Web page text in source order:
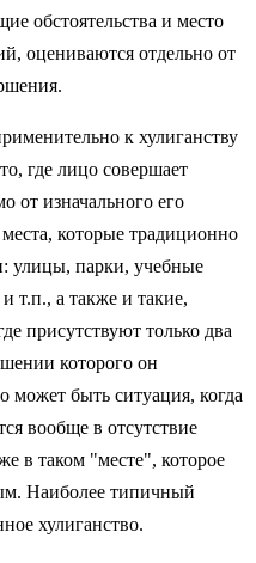
обстоятельства и место
оцениваются отдельно от
к хулиганству
где лицо совершает
от изначального его
которые традиционно
улицы, парки, учебные
т.п., а также и такие,
присутствуют только два
которого он
может быть ситуация, когда
вообще в отсутствие
в таком "месте", которое
Наиболее типичный
хулиганство.